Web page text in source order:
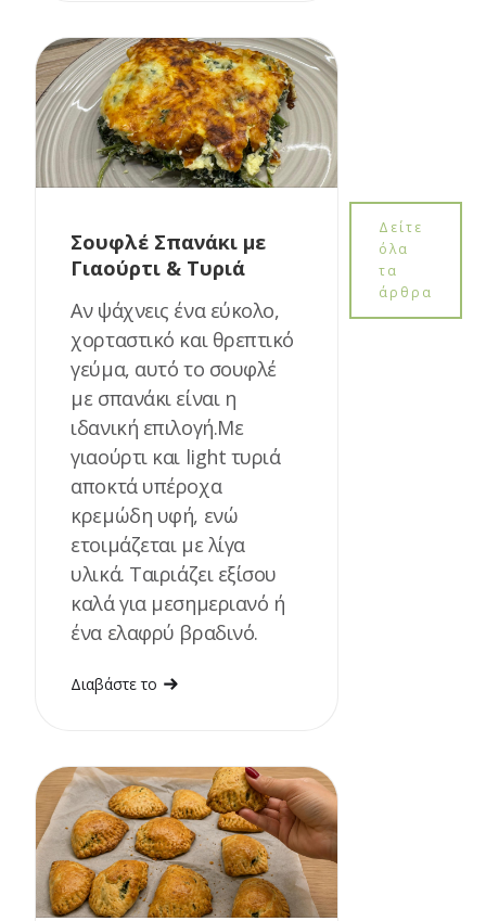
Σουφλέ Σπανάκι με
Γιαούρτι & Τυριά
Αν ψάχνεις ένα εύκολο,
χορταστικό και θρεπτικό
γεύμα, αυτό το σουφλέ
με σπανάκι είναι η
ιδανική επιλογή.Με
γιαούρτι και light τυριά
αποκτά υπέροχα
κρεμώδη υφή, ενώ
ετοιμάζεται με λίγα
υλικά. Ταιριάζει εξίσου
καλά για μεσημεριανό ή
ένα ελαφρύ βραδινό.
Διαβάστε το
Δείτε
όλα
τα
άρθρα